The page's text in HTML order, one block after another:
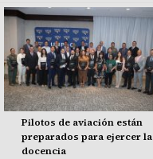
Pilotos de aviación están
preparados para ejercer la
docencia